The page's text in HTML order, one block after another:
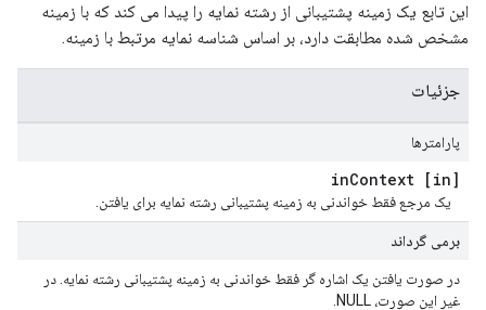
این تابع یک زمینه پشتیبانی از رشته نمایه را پیدا می کند که با زمینه
مشخص شده مطابقت دارد، بر اساس شناسه نمایه مرتبط با زمینه.
جزئیات
پارامترها
[in] in
Context
یک مرجع فقط خواندنی به زمینه پشتیبانی رشته نمایه برای یافتن.
برمی گرداند
در صورت یافتن یک اشاره گر فقط خواندنی به زمینه پشتیبانی رشته نمایه. در
غیر این صورت، NULL.